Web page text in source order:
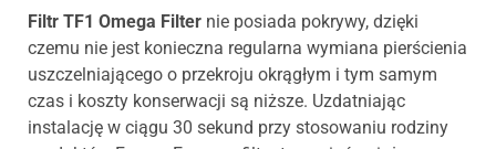
Filtr TF1 Omega Filter nie posiada pokrywy, dzięki
czemu nie jest konieczna regularna wymiana pierścienia
uszczelniającego o przekroju okrągłym i tym samym
czas i koszty konserwacji są niższe. Uzdatniając
instalację w ciągu 30 sekund przy stosowaniu rodziny